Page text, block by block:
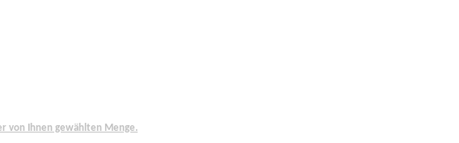
von Ihnen gewählten Menge.